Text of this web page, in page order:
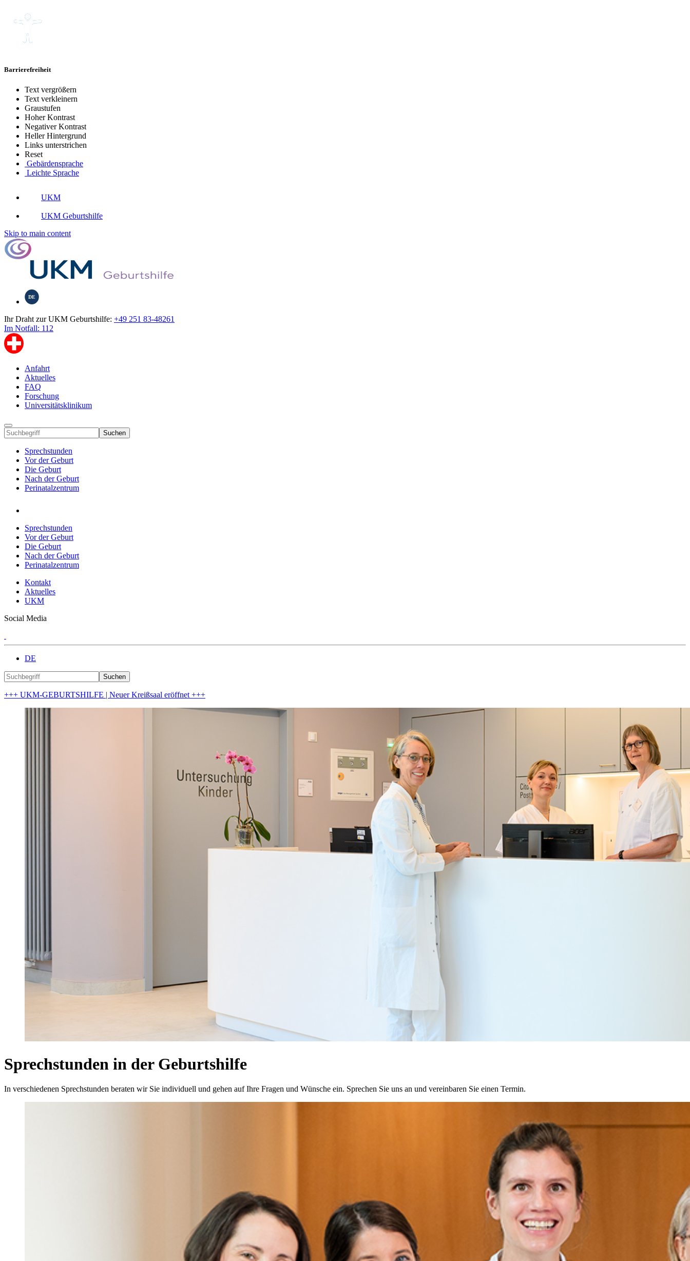
Barrierefreiheit
Text vergrößern
Text verkleinern
Graustufen
Hoher Kontrast
Negativer Kontrast
Heller Hintergrund
Links unterstrichen
Reset
Gebärdensprache
Leichte Sprache
UKM
UKM Geburtshilfe
Skip to main content
DE
Ihr Draht zur UKM Geburtshilfe: +49 251 83-48261
Im Notfall: 112
Anfahrt
Aktuelles
FAQ
Forschung
Universitätsklinikum
Suchen
Sprechstunden
Vor der Geburt
Die Geburt
Nach der Geburt
Perinatalzentrum
Sprechstunden
Vor der Geburt
Die Geburt
Nach der Geburt
Perinatalzentrum
Kontakt
Aktuelles
UKM
Social Media
DE
Suchen
+++ UKM-GEBURTSHILFE | Neuer Kreißsaal eröffnet +++
Sprechstunden in der Geburtshilfe
In verschiedenen Sprechstunden beraten wir Sie individuell und gehen auf Ihre Fragen und Wünsche ein. Sprechen Sie uns an und vereinbaren Sie einen Termin.